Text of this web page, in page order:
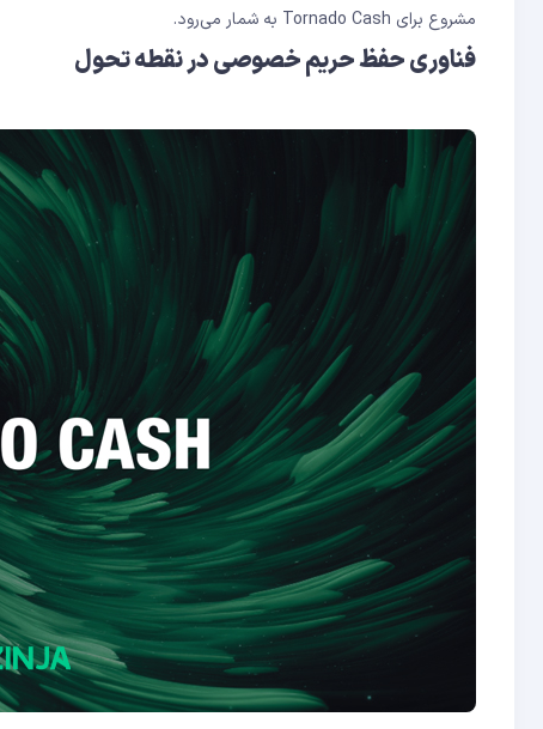
مشروع برای Tornado Cash به شمار می‌رود.
فناوری حفظ حریم خصوصی در نقطه تحول